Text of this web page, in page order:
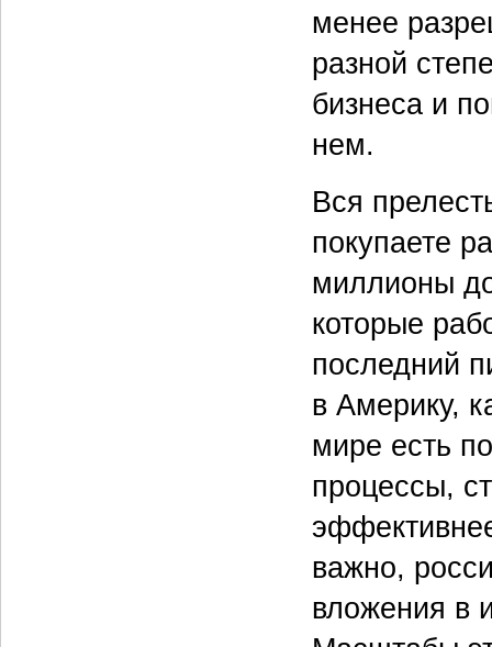
менее
разной
бизнеса и
нем.
Вся
покупаете
миллионы
которые
последний
в Америку,
мире есть
процессы,
важно,
вложения в